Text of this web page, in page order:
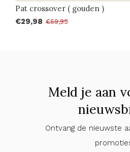
Pat crossover ( gouden )
€29,98 €59,95
Meld je aan
Ontvang de nieuwste